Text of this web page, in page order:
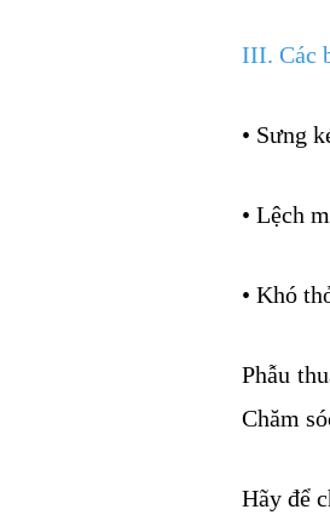
III. Các
• Sưng
• Lệch
• Khó
Phẫu
Chăm
Hãy để